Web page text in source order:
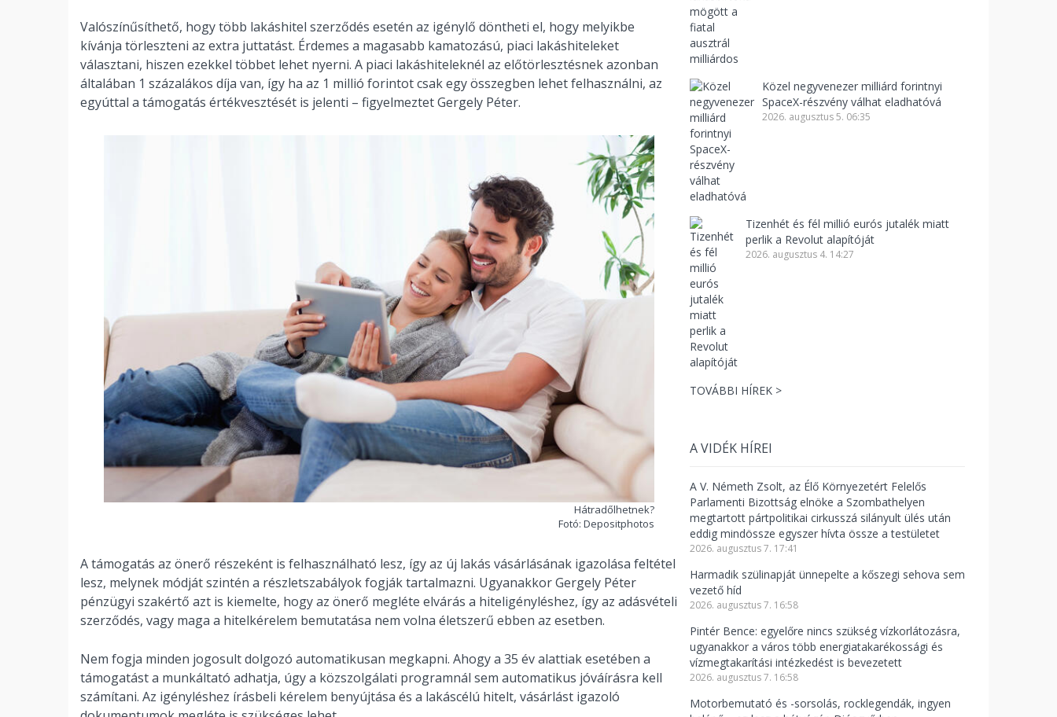
Valószínűsíthető, hogy több lakáshitel szerződés esetén az igénylő döntheti el, hogy melyikbe
kívánja törleszteni az extra juttatást. Érdemes a magasabb kamatozású, piaci lakáshiteleket
választani, hiszen ezekkel többet lehet nyerni. A piaci lakáshiteleknél az előtörlesztésnek azonban
általában 1 százalákos díja van, így ha az 1 millió forintot csak egy összegben lehet felhasználni, az
egyúttal a támogatás értékvesztését is jelenti – figyelmeztet Gergely Péter.
Hátradőlhetnek?
Fotó: Depositphotos
A támogatás az önerő részeként is felhasználható lesz, így az új lakás vásárlásának igazolása feltétel
lesz, melynek módját szintén a részletszabályok fogják tartalmazni. Ugyanakkor Gergely Péter
pénzügyi szakértő azt is kiemelte, hogy az önerő megléte elvárás a hiteligényléshez, így az adásvételi
szerződés, vagy maga a hitelkérelem bemutatása nem volna életszerű ebben az esetben.
Nem fogja minden jogosult dolgozó automatikusan megkapni. Ahogy a 35 év alattiak esetében a
támogatást a munkáltató adhatja, úgy a közszolgálati programnál sem automatikus jóváírásra kell
számítani. Az igényléshez írásbeli kérelem benyújtása és a lakáscélú hitelt, vásárlást igazoló
Közel negyvenezer milliárd forintnyi
SpaceX-részvény válhat eladhatóvá
2026. augusztus 5. 06:35
Tizenhét és fél millió eurós jutalék miatt
perlik a Revolut alapítóját
2026. augusztus 4. 14:27
TOVÁBBI HÍREK >
A VIDÉK HÍREI
A V. Németh Zsolt, az Élő Környezetért Felelős
Parlamenti Bizottság elnöke a Szombathelyen
megtartott pártpolitikai cirkusszá silányult ülés után
eddig mindössze egyszer hívta össze a testületet
2026. augusztus 7. 17:41
Harmadik szülinapját ünnepelte a kőszegi sehova sem
vezető híd
2026. augusztus 7. 16:58
Pintér Bence: egyelőre nincs szükség vízkorlátozásra,
ugyanakkor a város több energiatakarékossági és
vízmegtakarítási intézkedést is bevezetett
2026. augusztus 7. 16:58
Motorbemutató és -sorsolás, rocklegendák, ingyen